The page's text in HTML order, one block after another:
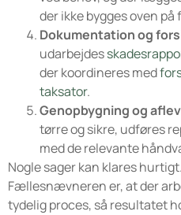
der ikke bygges oven på
Dokumentation og
udarbejdes
der koordineres med
taksator.
Genopbygning og
tørre og sikre, udføres
med de relevante
Nogle sager kan klares
Fællesnævneren er, at der
tydelig proces, så resultatet